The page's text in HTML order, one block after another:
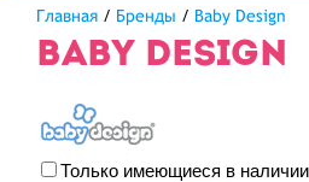
Главная / Бренды / Baby Design
BABY DESIGN
Только имеющиеся в наличии